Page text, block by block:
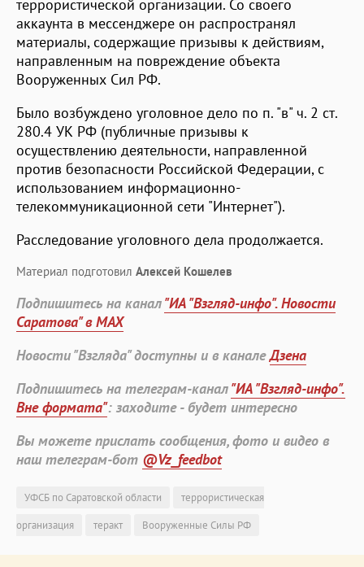
террористической организации. Со своего
аккаунта в мессенджере он распространял
материалы, содержащие призывы к действиям,
направленным на повреждение объекта
Вооруженных Сил РФ.
Было возбуждено уголовное дело по п. "в" ч. 2 ст.
280.4 УК РФ (публичные призывы к
осуществлению деятельности, направленной
против безопасности Российской Федерации, с
использованием информационно-
телекоммуникационной сети "Интернет").
Расследование уголовного дела продолжается.
Материал подготовил Алексей Кошелев
Подпишитесь на канал"ИА "Взгляд-инфо". Новости
Саратова" в MAX
Новости "Взгляда" доступны и в каналеДзена
Подпишитесь на телеграм-канал"ИА "Взгляд-инфо".
Вне формата": заходите - будет интересно
Вы можете прислать сообщения, фото и видео в
наш телеграм-бот @Vz_feedbot
УФСБ по Саратовской области
террористическая
организация
теракт Вооруженные Силы РФ